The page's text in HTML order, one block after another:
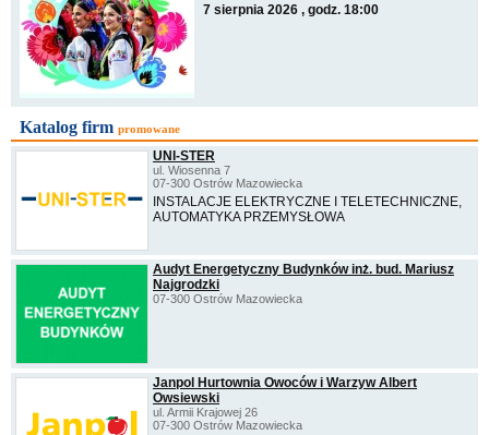
7 sierpnia 2026 , godz. 18:00
Katalog firm promowane
UNI-STER
ul. Wiosenna 7
07-300 Ostrów Mazowiecka
INSTALACJE ELEKTRYCZNE I TELETECHNICZNE,
AUTOMATYKA PRZEMYSŁOWA
Audyt Energetyczny Budynków inż. bud. Mariusz
Najgrodzki
07-300 Ostrów Mazowiecka
Janpol Hurtownia Owoców i Warzyw Albert
Owsiewski
ul. Armii Krajowej 26
07-300 Ostrów Mazowiecka